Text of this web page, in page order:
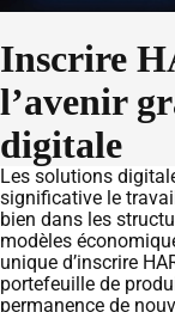
Inscrire
l’avenir
digitale
Les solutions
significative le
bien dans les
modèles
unique d’inscrire
portefeuille de
permanence de